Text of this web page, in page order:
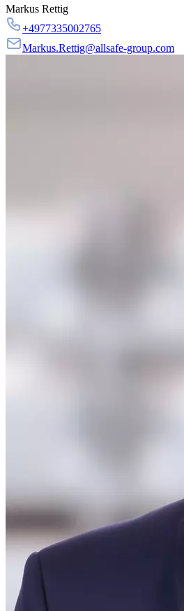
Markus Rettig
+4977335002765
Markus.Rettig@allsafe-group.com